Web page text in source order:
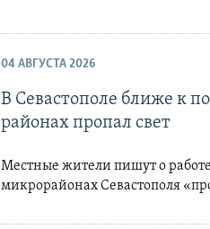
04 АВГУСТА 2026
В Севастополе ближе к
районах пропал свет
Местные жители пишут о
микрорайонах Севастополя